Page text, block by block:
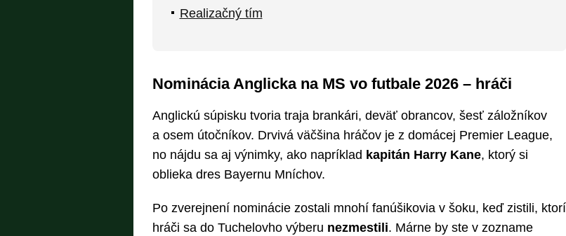
Realizačný tím
Nominácia Anglicka na MS vo futbale 2026 – hráči
Anglickú súpisku tvoria traja brankári, deväť obrancov, šesť záložníkov
a osem útočníkov. Drvivá väčšina hráčov je z domácej Premier League,
no nájdu sa aj výnimky, ako napríklad kapitán Harry Kane, ktorý si
oblieka dres Bayernu Mníchov.
Po zverejnení nominácie zostali mnohí fanúšikovia v šoku, keď zistili, ktorí
hráči sa do Tuchelovho výberu nezmestili. Márne by ste v zozname